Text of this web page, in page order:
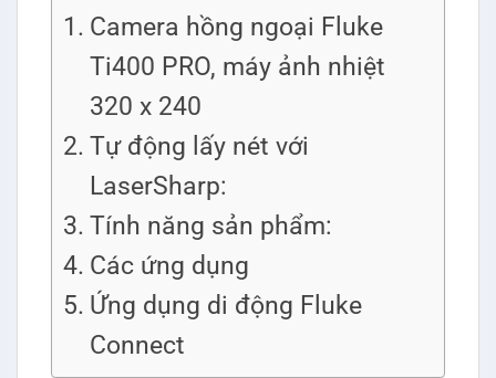
Camera hồng ngoại Fluke
Ti400 PRO, máy ảnh nhiệt
320 x 240
Tự động lấy nét với
LaserSharp:
Tính năng sản phẩm:
Các ứng dụng
Ứng dụng di động Fluke
Connect